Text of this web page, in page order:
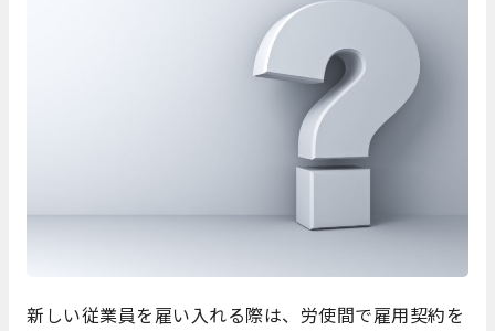
新しい従業員を雇い入れる際は、労使間で雇用契約を